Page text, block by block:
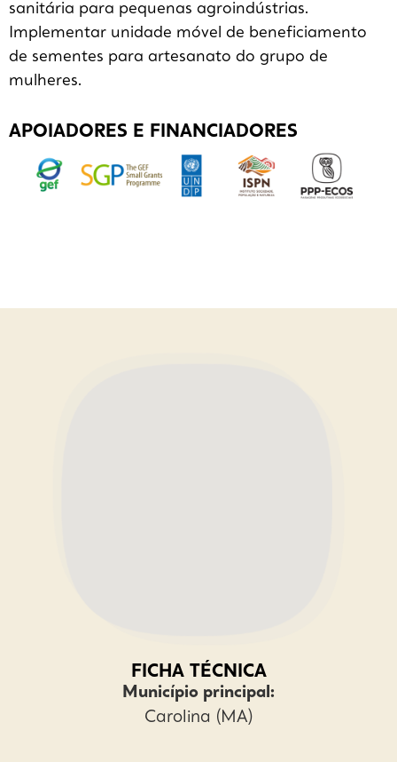
sanitária para pequenas agroindústrias.
Implementar unidade móvel de beneficiamento
de sementes para artesanato do grupo de
mulheres.
APOIADORES E FINANCIADORES
FICHA TÉCNICA
Município principal:
Carolina (MA)